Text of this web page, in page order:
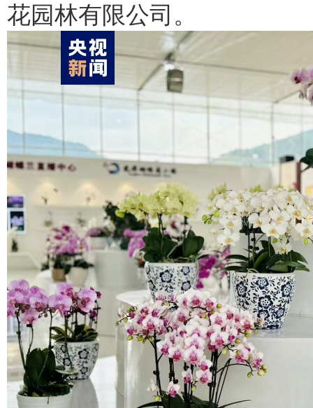
花园林有限公司。